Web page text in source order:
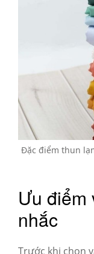
Đặc điểm thun
Ưu điểm
nhắc
Trước khi chọn